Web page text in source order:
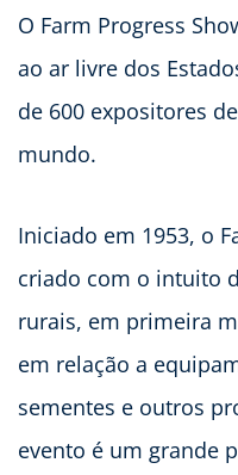
O Farm Progress
ao ar livre dos
de 600 expositores
mundo.
Iniciado em 1953, o
criado com o intuito
rurais, em primeira
em relação a
sementes e outros
evento é um grande